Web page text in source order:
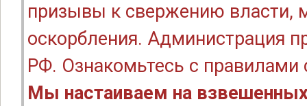
призывы к свержению власти,
оскорбления. Администрация
РФ. Ознакомьтесь с правилами
Мы настаиваем на